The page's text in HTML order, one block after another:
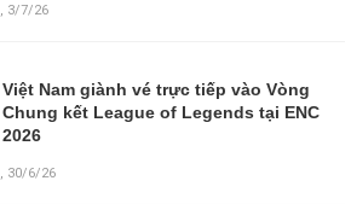
, 3/7/26
Việt Nam giành vé trực tiếp vào Vòng
Chung kết League of Legends tại ENC
2026
, 30/6/26